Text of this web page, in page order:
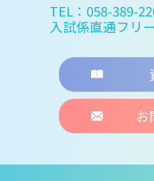
TEL：058-389-
入試係直通フリ
お